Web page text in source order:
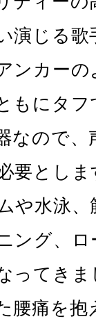
演じる
ンカー
もにタ
なので
要としま
や水泳
ング、
ってき
腰痛を